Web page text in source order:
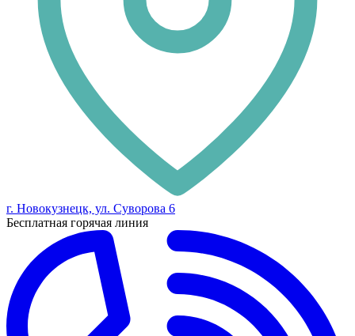
г. Новокузнецк, ул. Суворова 6
Бесплатная горячая линия